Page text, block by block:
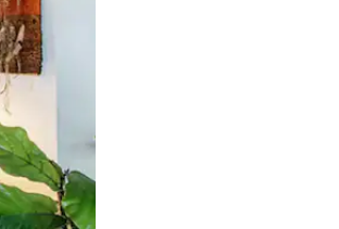
o desliza el dedo.